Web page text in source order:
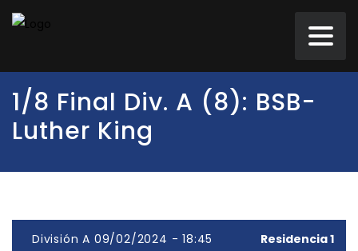
1/8 Final Div. A (8): BSB-
Luther King
División A 09/02/2024 - 18:45 Residencia 1